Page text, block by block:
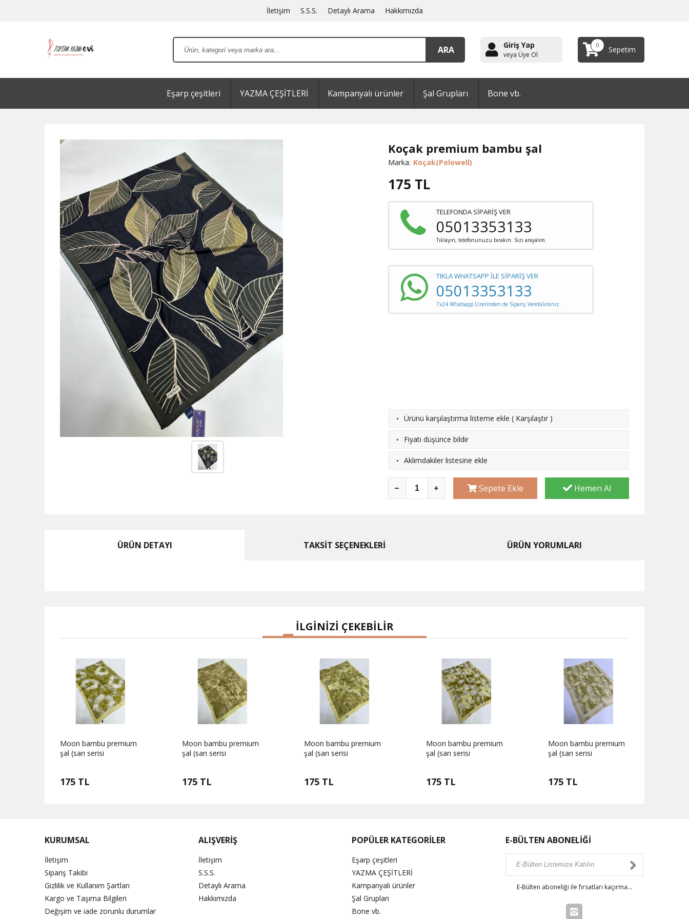
İletişim S.S.S. Detaylı Arama Hakkımızda
Giriş Yap
veya Üye Ol
0 Sepetim
Eşarp çeşitleri YAZMA ÇEŞİTLERİ Kampanyalı ürünler Şal Grupları Bone vb.
Koçak premium bambu şal
Marka: Koçak(Polowell)
175 TL
TELEFONDA SİPARİŞ VER
05013353133
Tıklayın, telefonunuzu bırakın. Sizi arayalım.
TIKLA WHATSAPP İLE SİPARİŞ VER
05013353133
7x24 Whatsapp Üzerinden de Sipariş Verebilirsiniz.
· Ürünü karşılaştırma listeme ekle ( Karşılaştır )
· Fiyatı düşünce bildir
· Aklımdakiler listesine ekle
Sepete Ekle Hemen Al
ÜRÜN DETAYI TAKSİT SEÇENEKLERİ ÜRÜN YORUMLARI
İLGİNİZİ ÇEKEBİLİR
Moon bambu premium
şal (sarı serisi
175 TL
Moon bambu premium
şal (sarı serisi
175 TL
Moon bambu premium
şal (sarı serisi
175 TL
Moon bambu premium
şal (sarı serisi
175 TL
Moon bambu premium
şal (sarı serisi
175 TL
KURUMSAL
İletişim
Sipariş Takibi
Gizlilik ve Kullanım Şartları
Kargo ve Taşıma Bilgileri
Değişim ve iade zorunlu durumlar
ALIŞVERİŞ
İletişim
S.S.S.
Detaylı Arama
Hakkımızda
POPÜLER KATEGORİLER
Eşarp çeşitleri
YAZMA ÇEŞİTLERİ
Kampanyalı ürünler
Şal Grupları
Bone vb.
E-BÜLTEN ABONELİĞİ
E-Bülten aboneliği ile fırsatları kaçırma...